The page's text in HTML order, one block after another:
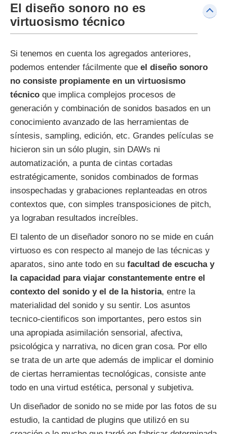
El diseño sonoro no es
virtuosismo técnico
Si tenemos en cuenta los agregados anteriores,
podemos entender fácilmente que el diseño sonoro
no consiste propiamente en un virtuosismo
técnico que implica complejos procesos de
generación y combinación de sonidos basados en un
conocimiento avanzado de las herramientas de
síntesis, sampling, edición, etc. Grandes películas se
hicieron sin un sólo plugin, sin DAWs ni
automatización, a punta de cintas cortadas
estratégicamente, sonidos combinados de formas
insospechadas y grabaciones replanteadas en otros
contextos que, con simples transposiciones de pitch,
ya lograban resultados increíbles.
El talento de un diseñador sonoro no se mide en cuán
virtuoso es con respecto al manejo de las técnicas y
aparatos, sino ante todo en su facultad de escucha y
la capacidad para viajar constantemente entre el
contexto del sonido y el de la historia, entre la
materialidad del sonido y su sentir. Los asuntos
tecnico-cientificos son importantes, pero estos sin
una apropiada asimilación sensorial, afectiva,
psicológica y narrativa, no dicen gran cosa. Por ello
se trata de un arte que además de implicar el dominio
de ciertas herramientas tecnológicas, consiste ante
todo en una virtud estética, personal y subjetiva.
Un diseñador de sonido no se mide por las fotos de su
estudio, la cantidad de plugins que utilizó en su